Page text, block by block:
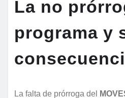
La no
programa y
La falta de prórroga del